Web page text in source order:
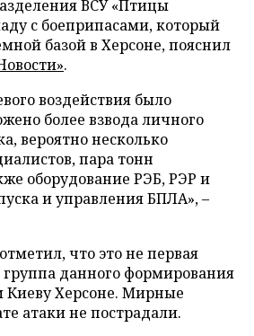
ВСУ «Птицы
с боеприпасами, который
базой в Херсоне, пояснил
.
воздействия было
более взвода личного
вероятно несколько
пара тонн
оборудование РЭБ, РЭР и
и управления БПЛА», –
что это не первая
данного формирования
Киеву Херсоне. Мирные
атаки не пострадали.